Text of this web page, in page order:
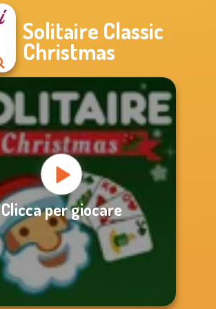
Solitaire Classic
Christmas
Clicca per giocare